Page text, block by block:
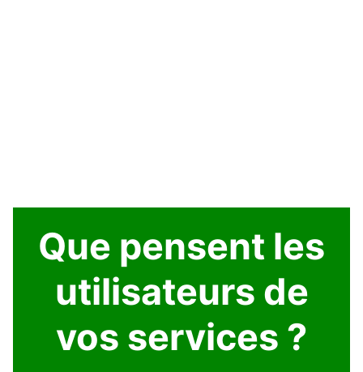
Que pensent les
utilisateurs de
vos services ?